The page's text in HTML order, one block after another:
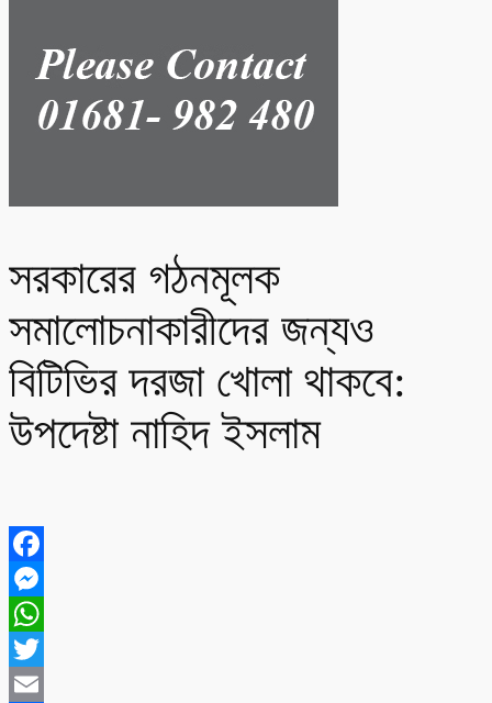
সরকারের গঠনমূলক
সমালোচনাকারীদের জন্যও
বিটিভির দরজা খোলা থাকবে:
উপদেষ্টা নাহিদ ইসলাম
Facebook
Messenger
WhatsApp
Twitter